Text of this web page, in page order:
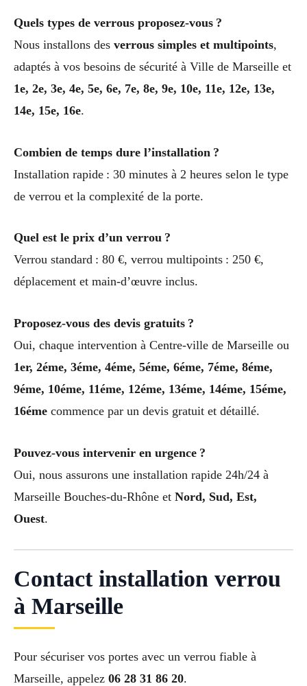
Quels types de verrous proposez-vous ?
Nous installons des verrous simples et multipoints,
adaptés à vos besoins de sécurité à Ville de Marseille et
1e, 2e, 3e, 4e, 5e, 6e, 7e, 8e, 9e, 10e, 11e, 12e, 13e,
14e, 15e, 16e.
Combien de temps dure l’installation ?
Installation rapide : 30 minutes à 2 heures selon le type
de verrou et la complexité de la porte.
Quel est le prix d’un verrou ?
Verrou standard : 80 €, verrou multipoints : 250 €,
déplacement et main-d’œuvre inclus.
Proposez-vous des devis gratuits ?
Oui, chaque intervention à Centre-ville de Marseille ou
1er, 2éme, 3éme, 4éme, 5éme, 6éme, 7éme, 8éme,
9éme, 10éme, 11éme, 12éme, 13éme, 14éme, 15éme,
16éme commence par un devis gratuit et détaillé.
Pouvez-vous intervenir en urgence ?
Oui, nous assurons une installation rapide 24h/24 à
Marseille Bouches-du-Rhône et Nord, Sud, Est,
Ouest.
Contact installation verrou
à Marseille
Pour sécuriser vos portes avec un verrou fiable à
Marseille, appelez 06 28 31 86 20.